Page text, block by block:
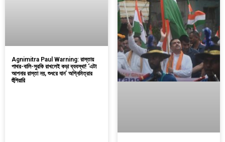
Agnimitra Paul Warning: রাস্তায়
পাথর-বালি-সুরকি রাখলেই কড়া ব্যবস্থা! ‘এটা
আপনার রাস্তা নয়, শুধরে যান’ অগ্নিমিত্রার
হুঁশিয়ারি